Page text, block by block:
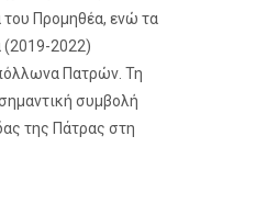
Προμηθέα, ενώ τα
(2019-2022)
Πατρών. Τη
συμβολή
της Πάτρας στη